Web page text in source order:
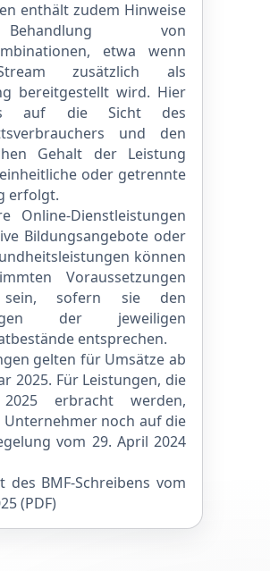
enthält zudem Hinweise
von
etwa wenn
zusätzlich als
bereitgestellt wird. Hier
auf die Sicht des
und den
Gehalt der Leistung
oder getrennte
erfolgt.
Online-Dienstleistungen
Bildungsangebote oder
können
Voraussetzungen
sein, sofern sie den
der jeweiligen
entsprechen.
gelten für Umsätze ab
2025. Für Leistungen, die
erbracht werden,
Unternehmer noch auf die
vom 29. April 2024
des BMF-Schreibens vom
(PDF)